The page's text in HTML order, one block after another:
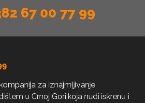
67 00 77 99
za iznajmljivanje
u Crnoj Gori,koja nudi iskrenu i